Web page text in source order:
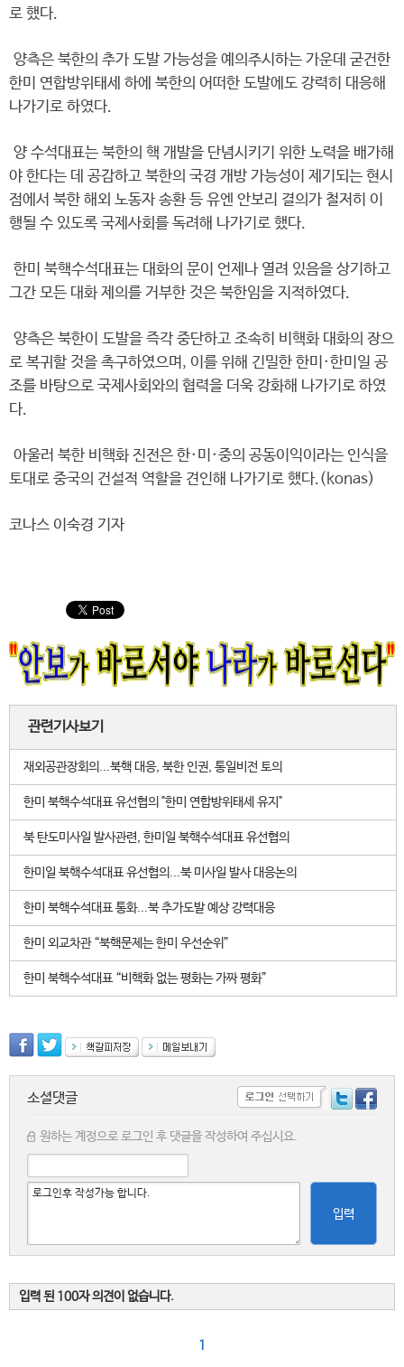
로 했다.
양측은 북한의 추가 도발 가능성을 예의주시하는 가운데 굳건한
한미 연합방위태세 하에 북한의 어떠한 도발에도 강력히 대응해
나가기로 하였다.
양 수석대표는 북한의 핵 개발을 단념시키기 위한 노력을 배가해
야 한다는 데 공감하고 북한의 국경 개방 가능성이 제기되는 현시
점에서 북한 해외 노동자 송환 등 유엔 안보리 결의가 철저히 이
행될 수 있도록 국제사회를 독려해 나가기로 했다.
한미 북핵수석대표는 대화의 문이 언제나 열려 있음을 상기하고
그간 모든 대화 제의를 거부한 것은 북한임을 지적하였다.
양측은 북한이 도발을 즉각 중단하고 조속히 비핵화 대화의 장으
로 복귀할 것을 촉구하였으며, 이를 위해 긴밀한 한미·한미일 공
조를 바탕으로 국제사회와의 협력을 더욱 강화해 나가기로 하였
다.
아울러 북한 비핵화 진전은 한·미·중의 공동이익이라는 인식을
토대로 중국의 건설적 역할을 견인해 나가기로 했다.(konas)
코나스 이숙경 기자
관련기사보기
재외공관장회의...북핵 대응, 북한 인권, 통일비전 토의
한미 북핵수석대표 유선협의 "한미 연합방위태세 유지"
북 탄도미사일 발사관련, 한미일 북핵수석대표 유선협의
한미일 북핵수석대표 유선협의...북 미사일 발사 대응논의
한미 북핵수석대표 통화...북 추가도발 예상 강력대응
한미 외교차관 “북핵문제는 한미 우선순위”
한미 북핵수석대표 “비핵화 없는 평화는 가짜 평화”
소셜댓글
원하는 계정으로 로그인 후 댓글을 작성하여 주십시요.
입력
입력 된 100자 의견이 없습니다.
1